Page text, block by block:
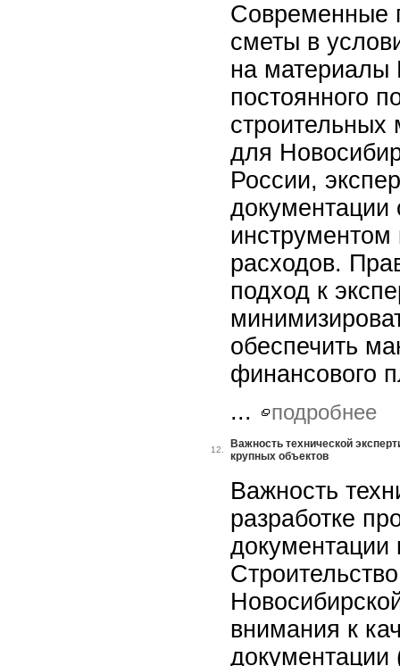
Современные
сметы в
на материалы
постоянного
строительных
для
России,
документации
расходов.
подход к
обеспечить
финансового
...
подробнее
12.
Важность технической
крупных объектов
Важность
разработке
документации
внимания к